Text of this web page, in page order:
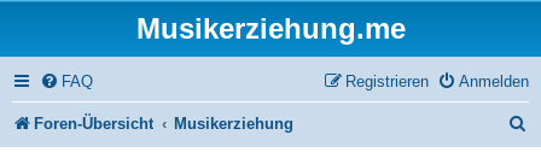
Musikerziehung.me
FAQ Anmelden
Registrieren
Foren-Übersicht Musikerziehung